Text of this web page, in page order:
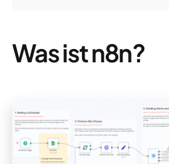
Was ist n8n?